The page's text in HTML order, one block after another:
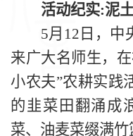
活动纪实:泥
5月12日，中
来广大名师生，
小农夫”农耕实践
的韭菜田翻涌成
菜、油麦菜缀满